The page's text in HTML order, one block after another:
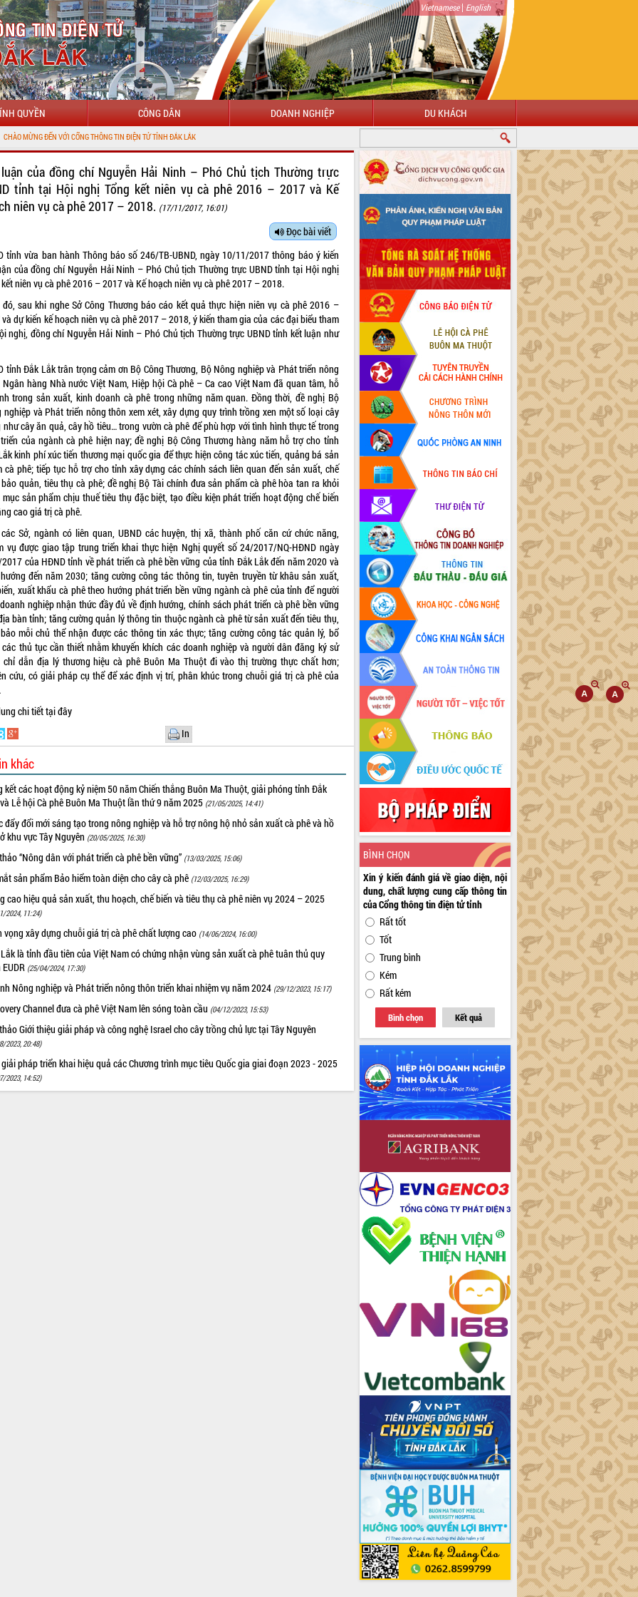
Vietnamese| English
QUYỀN CÔNG DÂN DOANH NGHIỆP DU KHÁCH
ĐẾN VỚI CỔNG THÔNG TIN ĐIỆN TỬ TỈNH ĐẮK LẮK
của đồng chí Nguyễn Hải Ninh – Phó Chủ tịch Thường trực
tỉnh tại Hội nghị Tổng kết niên vụ cà phê 2016 – 2017 và Kế
niên vụ cà phê 2017 – 2018. (17/11/2017, 16:01)
Đọc bài viết
tỉnh vừa ban hành Thông báo số 246/TB-UBND, ngày 10/11/2017 thông báo ý kiến
của đồng chí Nguyễn Hải Ninh – Phó Chủ tịch Thường trực UBND tỉnh tại Hội nghị
niên vụ cà phê 2016 – 2017 và Kế hoạch niên vụ cà phê 2017 – 2018.
đó, sau khi nghe Sở Công Thương báo cáo kết quả thực hiện niên vụ cà phê 2016 –
dự kiến kế hoạch niên vụ cà phê 2017 – 2018, ý kiến tham gia của các đại biểu tham
nghị, đồng chí Nguyễn Hải Ninh – Phó Chủ tịch Thường trực UBND tỉnh kết luận như
tỉnh Đắk Lắk trân trọng cảm ơn Bộ Công Thương, Bộ Nông nghiệp và Phát triển nông
hàng Nhà nước Việt Nam, Hiệp hội Cà phê – Ca cao Việt Nam đã quan tâm, hỗ
trong sản xuất, kinh doanh cà phê trong những năm quan. Đồng thời, đề nghị Bộ
nghiệp và Phát triển nông thôn xem xét, xây dựng quy trình trồng xen một số loại cây
như cây ăn quả, cây hồ tiêu… trong vườn cà phê để phù hợp với tình hình thực tế trong
của ngành cà phê hiện nay; đề nghị Bộ Công Thương hàng năm hỗ trợ cho tỉnh
kinh phí xúc tiến thương mại quốc gia để thực hiện công tác xúc tiến, quảng bá sản
cà phê; tiếp tục hỗ trợ cho tỉnh xây dựng các chính sách liên quan đến sản xuất, chế
quản, tiêu thụ cà phê; đề nghị Bộ Tài chính đưa sản phẩm cà phê hòa tan ra khỏi
sản phẩm chịu thuế tiêu thụ đặc biệt, tạo điều kiện phát triển hoạt động chế biến
cao giá trị cà phê.
Sở, ngành có liên quan, UBND các huyện, thị xã, thành phố căn cứ chức năng,
vụ được giao tập trung triển khai thực hiện Nghị quyết số 24/2017/NQ-HĐND ngày
của HĐND tỉnh về phát triển cà phê bền vững của tỉnh Đắk Lắk đến năm 2020 và
đến năm 2030; tăng cường công tác thông tin, tuyên truyền từ khâu sản xuất,
xuất khẩu cà phê theo hướng phát triển bền vững ngành cà phê của tỉnh để người
nghiệp nhận thức đầy đủ về định hướng, chính sách phát triển cà phê bền vững
bàn tỉnh; tăng cường quản lý thông tin thuộc ngành cà phê từ sản xuất đến tiêu thụ,
mỗi chủ thể nhận được các thông tin xác thực; tăng cường công tác quản lý, bổ
thủ tục cần thiết nhằm khuyến khích các doanh nghiệp và người dân đăng ký sử
chỉ dẫn địa lý thương hiệu cà phê Buôn Ma Thuột đi vào thị trường thực chất hơn;
cứu, có giải pháp cụ thể để xác định vị trí, phân khúc trong chuỗi giá trị cà phê của
chi tiết tại đây
In
khác
kết các hoạt động kỷ niệm 50 năm Chiến thắng Buôn Ma Thuột, giải phóng tỉnh Đắk
Lễ hội Cà phê Buôn Ma Thuột lần thứ 9 năm 2025 (21/05/2025, 14:41)
đẩy đổi mới sáng tạo trong nông nghiệp và hỗ trợ nông hộ nhỏ sản xuất cà phê và hồ
khu vực Tây Nguyên (20/05/2025, 16:30)
“Nông dân với phát triển cà phê bền vững” (13/03/2025, 15:06)
sản phẩm Bảo hiểm toàn diện cho cây cà phê (12/03/2025, 16:29)
cao hiệu quả sản xuất, thu hoạch, chế biến và tiêu thụ cà phê niên vụ 2024 – 2025
2024, 11:24)
vọng xây dựng chuỗi giá trị cà phê chất lượng cao (14/06/2024, 16:00)
là tỉnh đầu tiên của Việt Nam có chứng nhận vùng sản xuất cà phê tuân thủ quy
(25/04/2024, 17:30)
Nông nghiệp và Phát triển nông thôn triển khai nhiệm vụ năm 2024 (29/12/2023, 15:17)
Channel đưa cà phê Việt Nam lên sóng toàn cầu (04/12/2023, 15:53)
Giới thiệu giải pháp và công nghệ Israel cho cây trồng chủ lực tại Tây Nguyên
2023, 20:48)
pháp triển khai hiệu quả các Chương trình mục tiêu Quốc gia giai đoạn 2023 - 2025
2023, 14:52)
BÌNH CHỌN
Xin ý kiến đánh giá về giao diện, nội
dung, chất lượng cung cấp thông tin
của Cổng thông tin điện tử tỉnh
Rất tốt
Tốt
Trung bình
Kém
Rất kém
Bình chọn Kết quả